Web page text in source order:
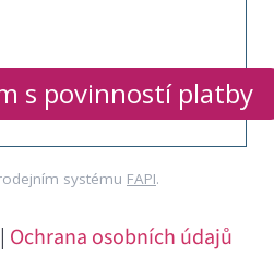
s povinností platby
systému FAPI.
Ochrana osobních údajů